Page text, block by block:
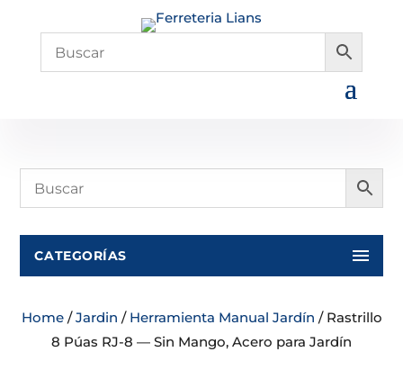
CATEGORÍAS
Home/Jardin / Herramienta Manual Jardín / Rastrillo
8 Púas RJ-8 — Sin Mango, Acero para Jardín